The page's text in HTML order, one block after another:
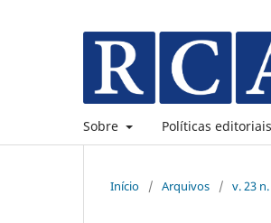
Sobre Políticas editoriais
Início / Arquivos / v. 23